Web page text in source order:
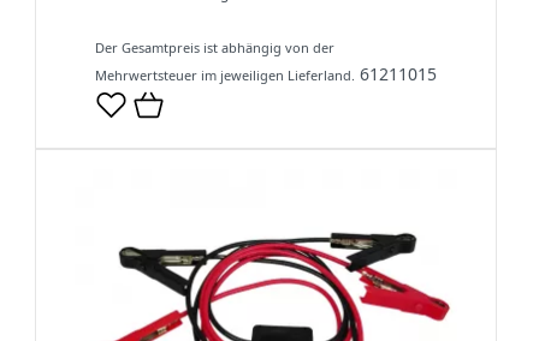
Der Gesamtpreis ist abhängig von der
Mehrwertsteuer im jeweiligen Lieferland. 61211015